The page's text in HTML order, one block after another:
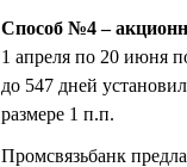
Способ №4 –
1 апреля по 20 июня
до 547 дней
размере 1 п.п.
Промсвязьбанк